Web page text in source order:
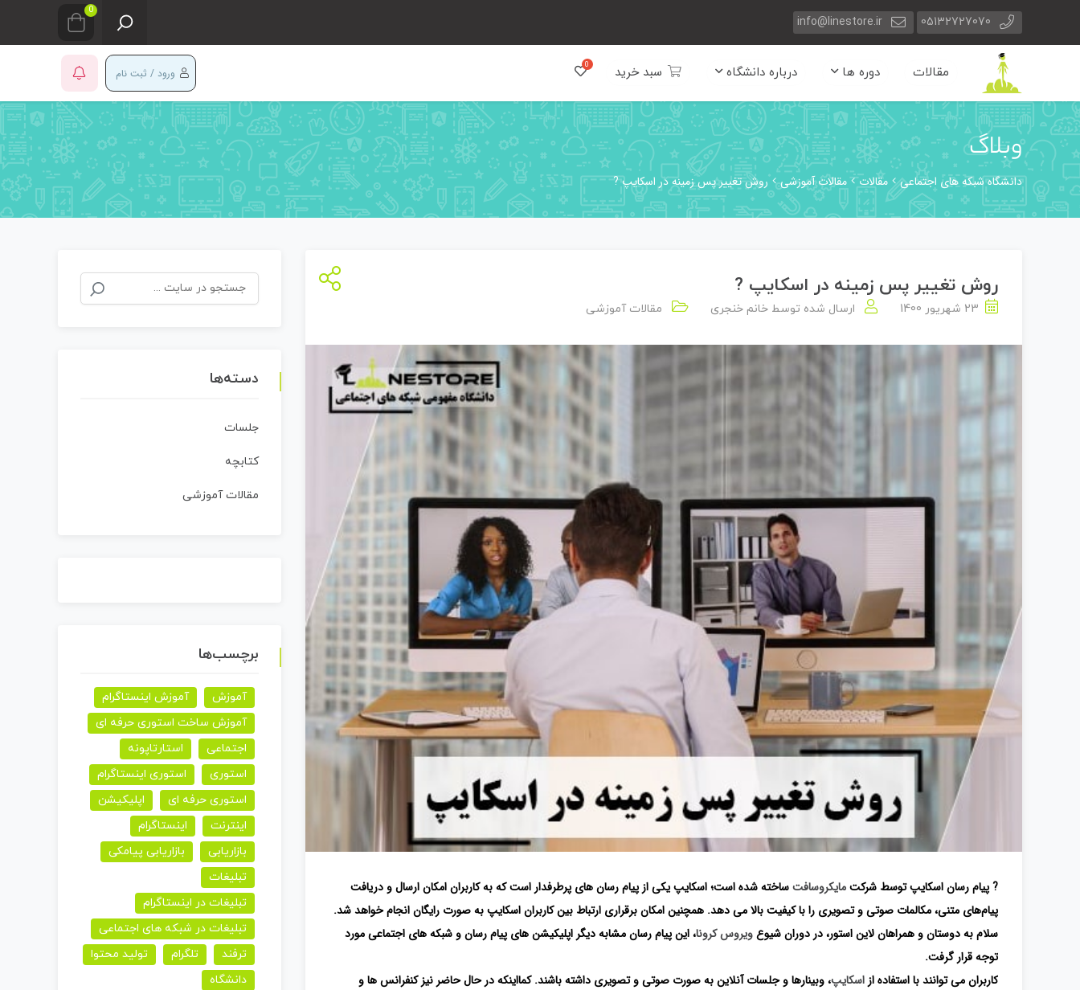
05132727070
info@linestore.ir
0
مقالات دوره ها درباره دانشگاه سبد خرید ورود / ثبت نام
وبلاگ
دانشگاه شبکه های اجتماعی مقالات مقالات آموزشی روش تغییر پس زمینه در اسکایپ ?
روش تغییر پس زمینه در اسکایپ ?
23 شهریور 1400 ارسال شده توسط خانم خنجری مقالات آموزشی
? پیام رسان اسکایپ توسط شرکتمایکروسافتساخته شده است؛ اسکایپ یکی از پیام رسان های پرطرفدار است که به کاربران امکان ارسال و دریافت
پیام‌های متنی، مکالمات صوتی و تصویری را با کیفیت بالا می دهد. همچنینامکان برقراری ارتباط بین کاربران اسکایپ به صورت رایگان انجام خواهد شد.
سلام به دوستان و همراهان لاین استور، در دوران شیوعویروس کرونا، این پیام رسان مشابه دیگر اپلیکیشن های پیام رسان و شبکه های اجتماعی مورد
توجه قرار گرفت.
کاربران می توانند با استفاده از اسکایپ، وبینارها و جلسات آنلاین به صورت صوتی و تصویری داشته باشند. کمااینکه در حال حاضر نیز کنفرانس ها و
جستجو
برای:
دسته‌ها
جلسات
کتابچه
مقالات آموزشی
برچسب‌ها
آموزش
آموزش اینستاگرام
آموزش ساخت استوری حرفه ای
اجتماعی
استارتاپونه
استوری
استوری اینستاگرام
استوری حرفه ای
اپلیکیشن
اینترنت
اینستاگرام
بازاریابی
بازاریابی پیامکی
تبلیغات
تبلیغات در اینستاگرام
تبلیغات در شبکه های اجتماعی
ترفند
تلگرام
تولید محتوا
دانشگاه